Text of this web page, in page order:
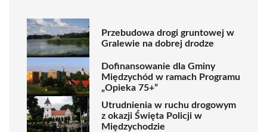
Przebudowa drogi gruntowej w
Gralewie na dobrej drodze
Dofinansowanie dla Gminy
Międzychód w ramach Programu
„Opieka 75+”
Utrudnienia w ruchu drogowym
z okazji Święta Policji w
Międzychodzie